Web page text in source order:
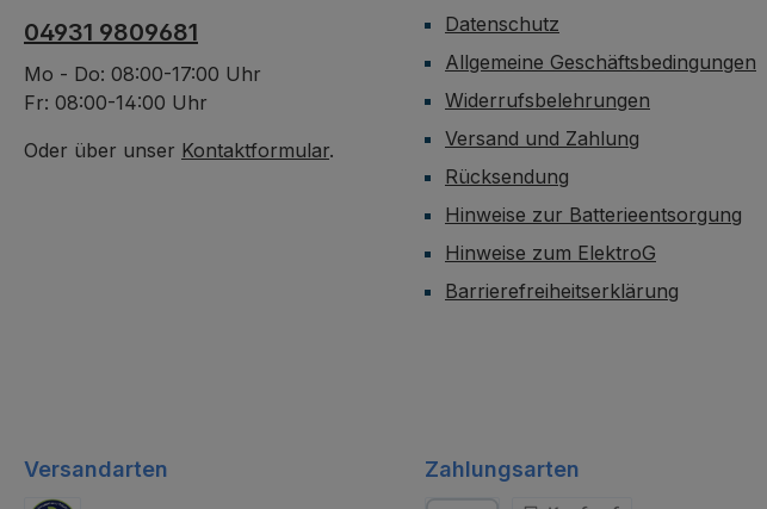
04931 9809681
Mo - Do: 08:00-17:00 Uhr
Fr: 08:00-14:00 Uhr
Oder über unser Kontaktformular.
Datenschutz
Allgemeine Geschäftsbedingungen
Widerrufsbelehrungen
Versand und Zahlung
Rücksendung
Hinweise zur Batterieentsorgung
Hinweise zum ElektroG
Barrierefreiheitserklärung
Versandarten Zahlungsarten